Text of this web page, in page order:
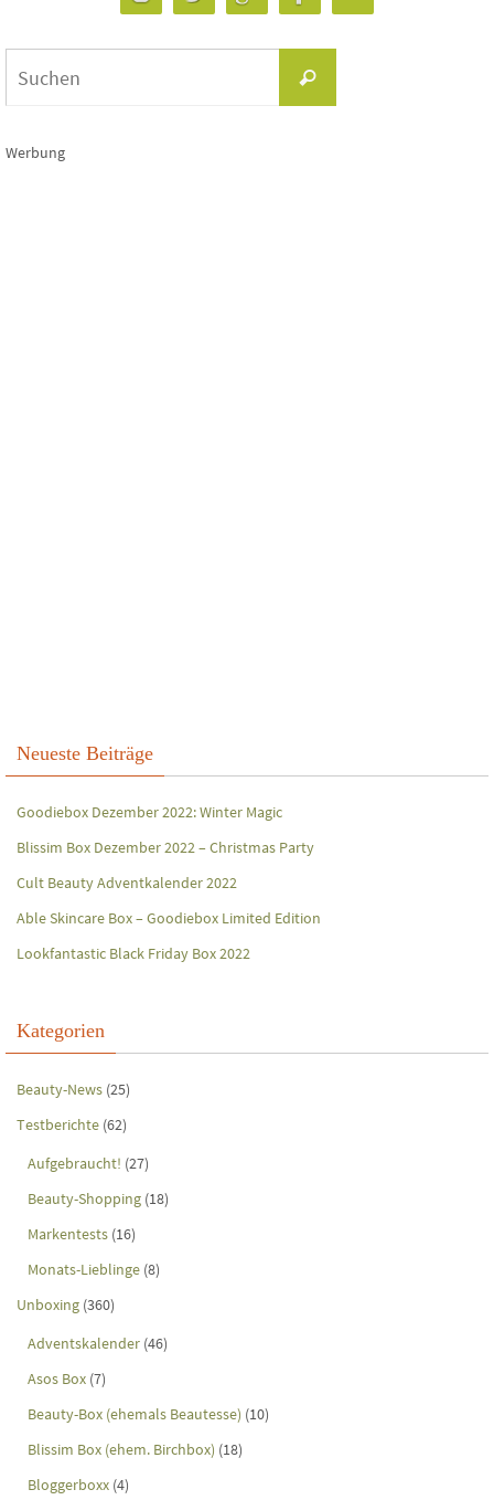
Suchen
Werbung
Neueste Beiträge
Goodiebox Dezember 2022: Winter Magic
Blissim Box Dezember 2022 – Christmas Party
Cult Beauty Adventkalender 2022
Able Skincare Box – Goodiebox Limited Edition
Lookfantastic Black Friday Box 2022
Kategorien
Beauty-News (25)
Testberichte (62)
Aufgebraucht! (27)
Beauty-Shopping (18)
Markentests (16)
Monats-Lieblinge (8)
Unboxing (360)
Adventskalender (46)
Asos Box (7)
Beauty-Box (ehemals Beautesse) (10)
Blissim Box (ehem. Birchbox) (18)
Bloggerboxx (4)